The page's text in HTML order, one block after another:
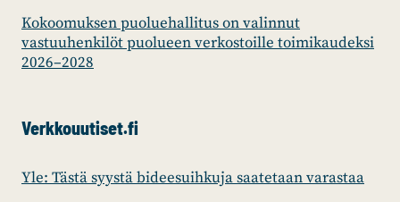
Kokoomuksen puoluehallitus on valinnut
vastuuhenkilöt puolueen verkostoille toimikaudeksi
2026–2028
Verkkouutiset.fi
Yle: Tästä syystä bideesuihkuja saatetaan varastaa